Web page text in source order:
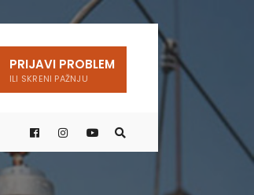
PRIJAVI PROBLEM
ILI SKRENI PAŽNJU